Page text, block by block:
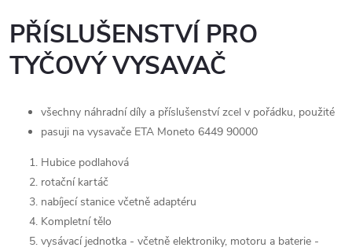
PŘÍSLUŠENSTVÍ PRO
TYČOVÝ VYSAVAČ
všechny náhradní díly a příslušenství zcel v pořádku, použité
pasuji na vysavače ETA Moneto 6449 90000
Hubice podlahová
rotační kartáč
nabíjecí stanice včetně adaptéru
Kompletní tělo
vysávací jednotka - včetně elektroniky, motoru a baterie -